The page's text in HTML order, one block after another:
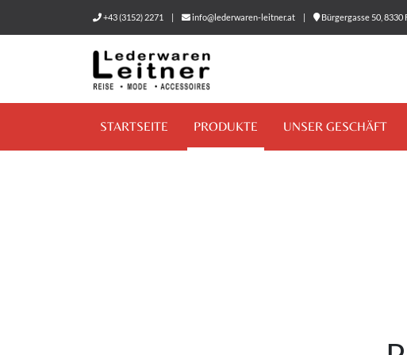
+43 (3152) 2271 | info@lederwaren-leitner.at | Bürgergasse 50, 8330
STARTSEITE PRODUKTE UNSER GESCHÄFT